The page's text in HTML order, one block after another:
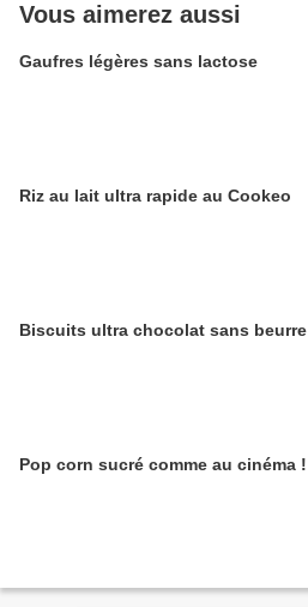
Vous aimerez aussi
Gaufres légères sans lactose
Riz au lait ultra rapide au Cookeo
Biscuits ultra chocolat sans beurre
Pop corn sucré comme au cinéma !